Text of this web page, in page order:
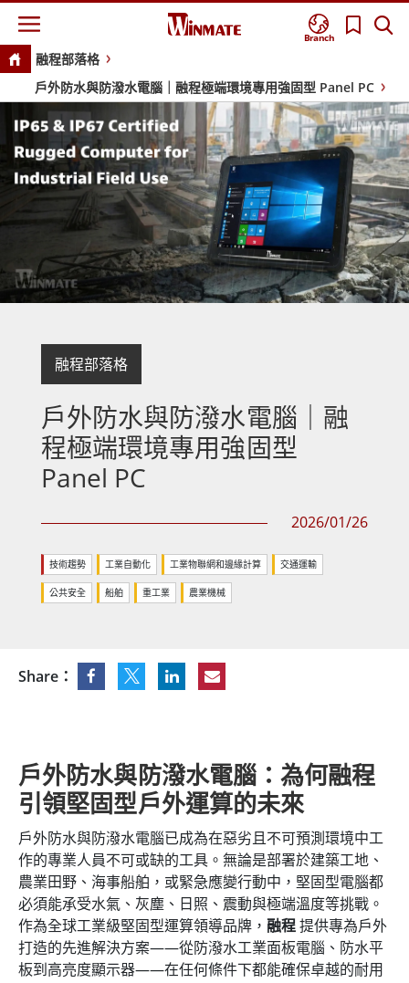
Branch
融程部落格
戶外防水與防潑水電腦｜融程極端環境專用強固型 Panel PC
融程部落格
戶外防水與防潑水電腦｜融
程極端環境專用強固型
Panel PC
2026/01/26
技術趨勢 工業自動化 工業物聯網和邊緣計算 交通運輸
公共安全 船舶 重工業 農業機械
Share：
戶外防水與防潑水電腦：為何融程
引領堅固型戶外運算的未來
戶外防水與防潑水電腦已成為在惡劣且不可預測環境中工
作的專業人員不可或缺的工具。無論是部署於建築工地、
農業田野、海事船舶，或緊急應變行動中，堅固型電腦都
必須能承受水氣、灰塵、日照、震動與極端溫度等挑戰。
作為全球工業級堅固型運算領導品牌， 融程提供專為戶外
打造的先進解決方案——從防潑水工業面板電腦、防水平
板到高亮度顯示器——在任何條件下都能確保卓越的耐用